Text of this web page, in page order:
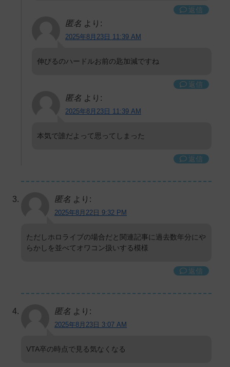
返信
匿名 より:
2025年8月23日 11:39 AM
伸びるのハードルお前の匙加減ですね
返信
匿名 より:
2025年8月23日 11:39 AM
本気で誰だよって思ってしまった
返信
匿名 より:
2025年8月22日 9:32 PM
ただしホロライブの場合だと関連記事に過去数年分にや
らかしを並べてオワコン扱いする模様
返信
匿名 より:
2025年8月23日 3:07 AM
VTA卒の時点で見る気なくなる